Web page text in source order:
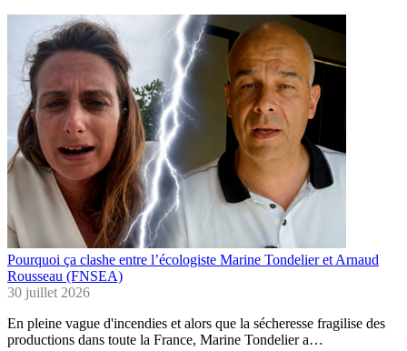
Pourquoi ça clashe entre l’écologiste Marine Tondelier et Arnaud
Rousseau (FNSEA)
30 juillet 2026
En pleine vague d'incendies et alors que la sécheresse fragilise des
productions dans toute la France, Marine Tondelier a…